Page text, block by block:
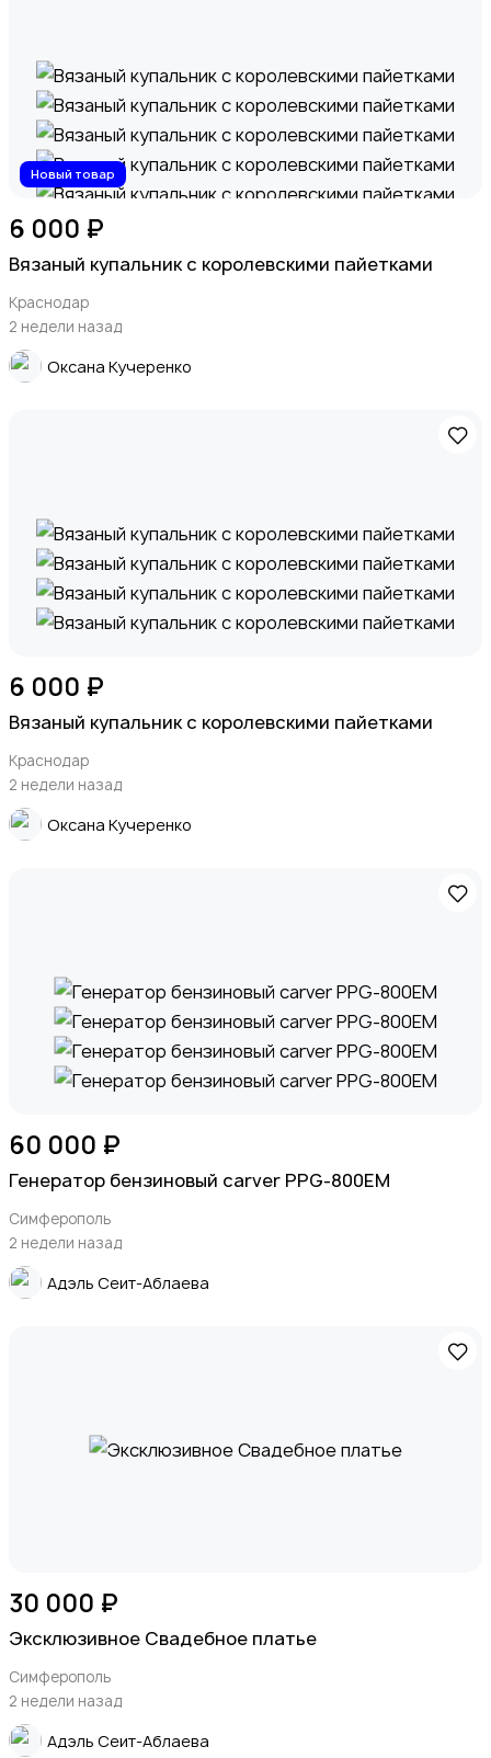
Новый товар
6 000 ₽
Вязаный купальник с королевскими пайетками
Краснодар
2 недели назад
Оксана Кучеренко
6 000 ₽
Вязаный купальник с королевскими пайетками
Краснодар
2 недели назад
Оксана Кучеренко
60 000 ₽
Генератор бензиновый carver PPG-800EM
Симферополь
2 недели назад
Адэль Сеит-Аблаева
30 000 ₽
Эксклюзивное Свадебное платье
Симферополь
2 недели назад
Адэль Сеит-Аблаева